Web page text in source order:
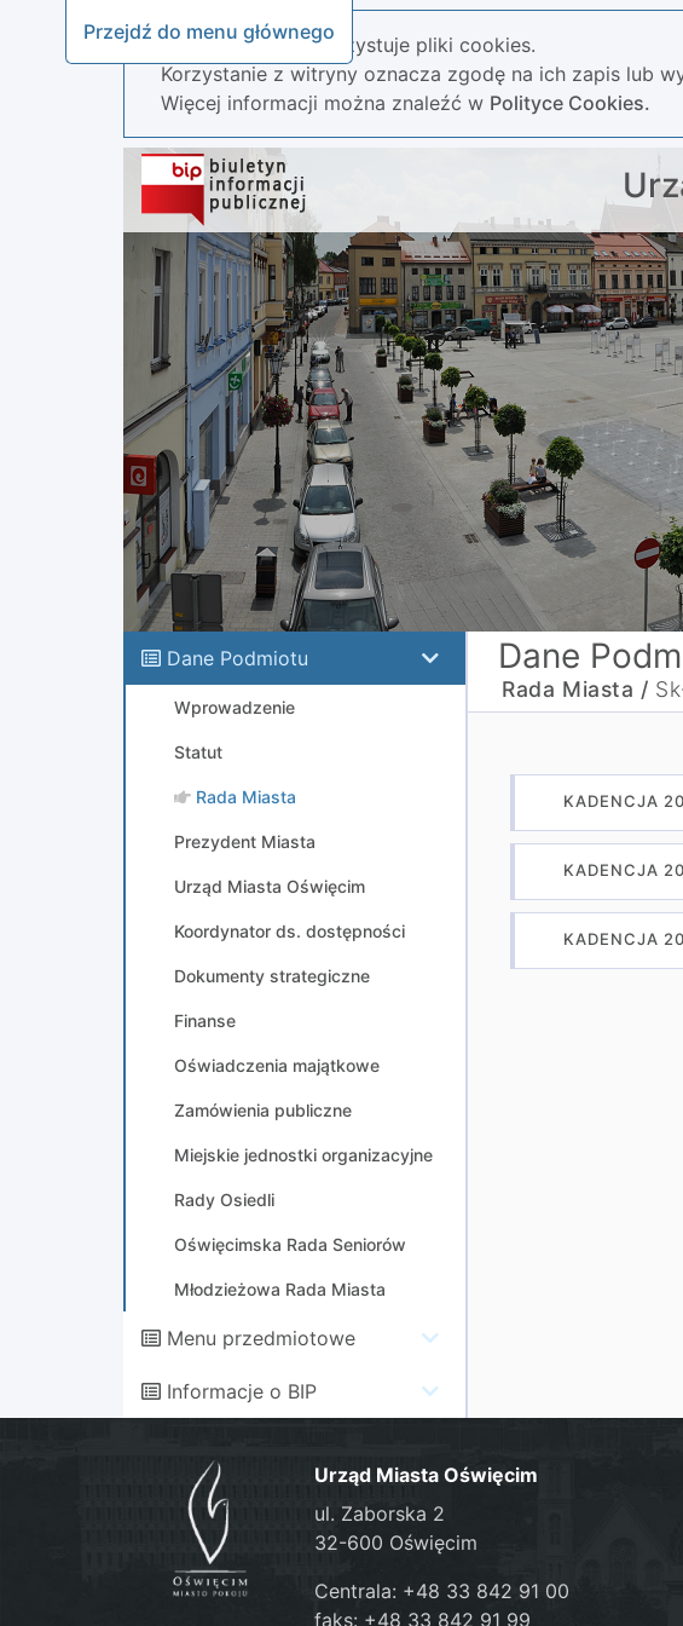
Przejdź do menu głównego
Nasza strona wykorzystuje pliki cookies.
Korzystanie z witryny oznacza zgodę na ich zapis lub
Więcej informacji można znaleźć w Polityce Cookies.
Dane Podmiotu
Wprowadzenie
Statut
Rada Miasta
Prezydent Miasta
Urząd Miasta Oświęcim
Koordynator ds. dostępności
Dokumenty strategiczne
Finanse
Oświadczenia majątkowe
Zamówienia publiczne
Miejskie jednostki organizacyjne
Rady Osiedli
Oświęcimska Rada Seniorów
Młodzieżowa Rada Miasta
Menu przedmiotowe
Informacje o BIP
Dane
Rada Miasta /
KADENCJA
KADENCJA
KADENCJA
Urząd Miasta Oświęcim
ul. Zaborska 2
32-600 Oświęcim
Centrala: +48 33 842 91 00
faks: +48 33 842 91 99